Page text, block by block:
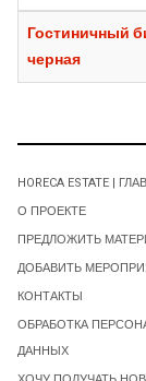
Гостиничный
черная
HORECA ESTATE |
О ПРОЕКТЕ
ПРЕДЛОЖИТЬ
ДОБАВИТЬ
КОНТАКТЫ
ОБРАБОТКА
ДАННЫХ